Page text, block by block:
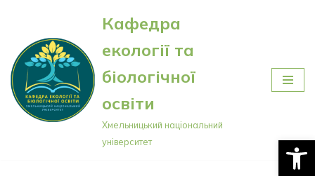
Перейти
до
вмісту
Кафедра
екології та
біологічної
освіти
Хмельницький національний
університет